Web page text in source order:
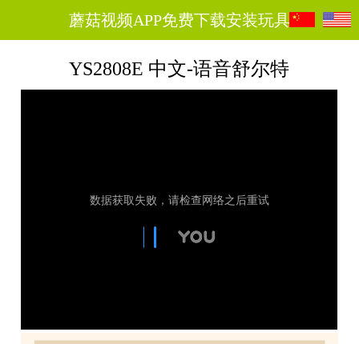
蘑菇视频APP免费下载安装玩具
YS2808E 中文-语音舒尔特